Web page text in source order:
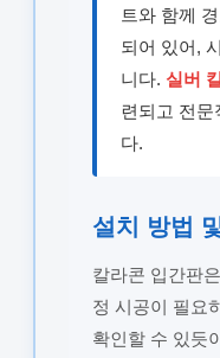
트와 함께
되어 있어,
니다. 실버
련되고 전문
다.
설치 방법
칼라콘 입간판
정 시공이 필요
확인할 수 있듯